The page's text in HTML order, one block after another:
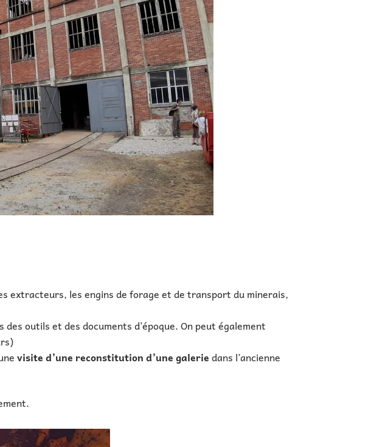
extracteurs, les engins de forage et de transport du minerais,
des outils et des documents d’époque. On peut également
visite d’une reconstitution d’une galeriedans l’ancienne